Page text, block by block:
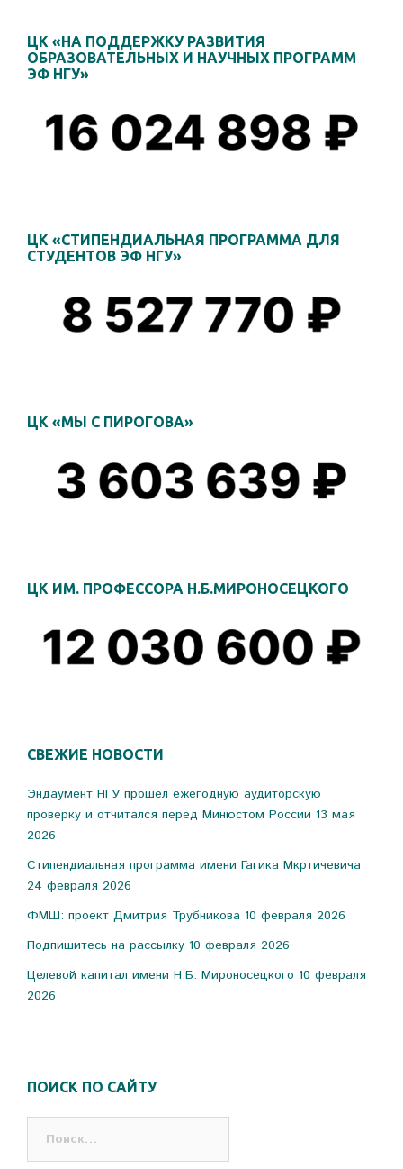
ЦК «НА ПОДДЕРЖКУ РАЗВИТИЯ
ОБРАЗОВАТЕЛЬНЫХ И НАУЧНЫХ ПРОГРАММ
ЭФ НГУ»
ЦК «СТИПЕНДИАЛЬНАЯ ПРОГРАММА ДЛЯ
СТУДЕНТОВ ЭФ НГУ»
ЦК «МЫ С ПИРОГОВА»
ЦК ИМ. ПРОФЕССОРА Н.Б.МИРОНОСЕЦКОГО
СВЕЖИЕ НОВОСТИ
Эндаумент НГУ прошёл ежегодную аудиторскую
проверку и отчитался перед Минюстом России 13 мая
2026
Стипендиальная программа имени Гагика Мкртичевича
24 февраля 2026
ФМШ: проект Дмитрия Трубникова 10 февраля 2026
Подпишитесь на рассылку 10 февраля 2026
Целевой капитал имени Н.Б. Мироносецкого 10 февраля
2026
ПОИСК ПО САЙТУ